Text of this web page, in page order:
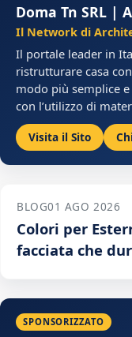
Doma Tn SRL |
Il Network di
Il portale leader in
ristrutturare casa
modo più semplice
con l’utilizzo di
Visita il Sito
BLOG01 AGO 2026
Colori per
facciata che
SPONSORIZZATO